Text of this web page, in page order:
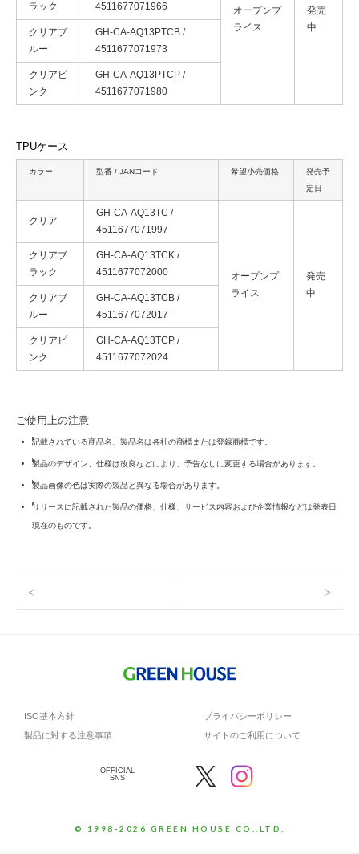
オープンプ
ライス
発売
中
ラック
4511677071966
クリアブ
ルー
GH-CA-AQ13PTCB /
4511677071973
クリアピ
ンク
GH-CA-AQ13PTCP /
4511677071980
TPUケース
カラー 型番 / JANコード 希望小売価格
発売予
定日
クリア
GH-CA-AQ13TC /
4511677071997
オープンプ
ライス
発売
中
クリアブ
ラック
GH-CA-AQ13TCK /
4511677072000
クリアブ
ルー
GH-CA-AQ13TCB /
4511677072017
クリアピ
ンク
GH-CA-AQ13TCP /
4511677072024
ご使用上の注意
記載されている商品名、製品名は各社の商標または登録商標です。
製品のデザイン、仕様は改良などにより、予告なしに変更する場合があります。
製品画像の色は実際の製品と異なる場合があります。
リリースに記載された製品の価格、仕様、サービス内容および企業情報などは発表日
現在のものです。
ISO基本方針
プライバシーポリシー
製品に対する注意事項
サイトのご利用について
OFFICIAL
SNS
© 1998-2026 GREEN HOUSE CO.,LTD.